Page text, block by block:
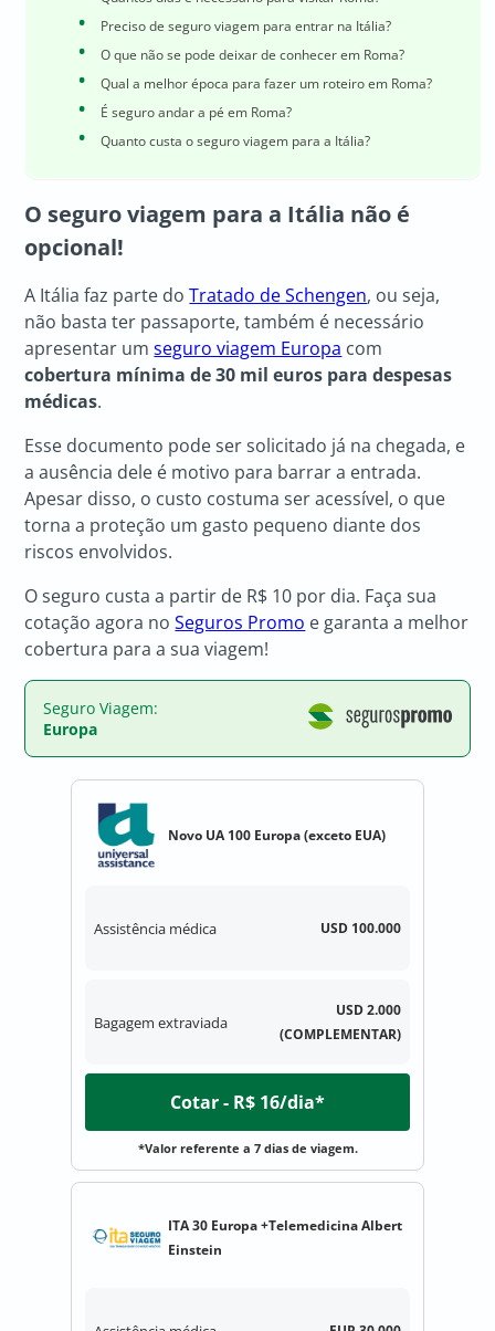
Preciso de seguro viagem para entrar na Itália?
O que não se pode deixar de conhecer em Roma?
Qual a melhor época para fazer um roteiro em Roma?
É seguro andar a pé em Roma?
Quanto custa o seguro viagem para a Itália?
O seguro viagem para a Itália não é
opcional!
A Itália faz parte doTratado de Schengen, ou seja,
não basta ter passaporte, também é necessário
apresentar umseguro viagem Europa com
cobertura mínima de 30 mil euros para despesas
médicas.
Esse documento pode ser solicitado já na chegada, e
a ausência dele é motivo para barrar a entrada.
Apesar disso, o custo costuma ser acessível, o que
torna a proteção um gasto pequeno diante dos
riscos envolvidos.
O seguro custa a partir de R$ 10 por dia. Faça sua
cotação agora noSeguros Promo e garanta a melhor
cobertura para a sua viagem!
Seguro Viagem:
Europa
Novo UA 100 Europa (exceto EUA)
Assistência médica USD 100.000
Bagagem extraviada
USD 2.000
(COMPLEMENTAR)
Cotar - R$ 16/dia*
*Valor referente a 7 dias de viagem.
ITA 30 Europa +Telemedicina Albert
Einstein